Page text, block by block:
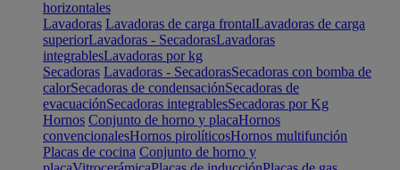
horizontales
Lavadoras Lavadoras de carga frontalLavadoras de carga
superiorLavadoras - SecadorasLavadoras
integrablesLavadoras por kg
Secadoras Lavadoras - SecadorasSecadoras con bomba de
calorSecadoras de condensaciónSecadoras de
evacuaciónSecadoras integrablesSecadoras por Kg
Hornos Conjunto de horno y placaHornos
convencionalesHornos pirolíticosHornos multifunción
Placas de cocina Conjunto de horno y